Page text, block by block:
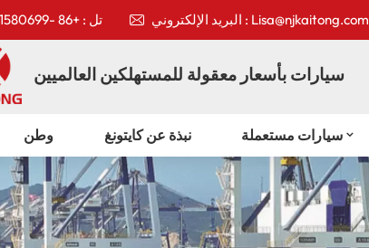
تل : +86 -13611580699 البريد الإلكتروني : Lisa@njkaitong.com
سيارات بأسعار معقولة للمستهلكين العالميين
وطن نبذة عن كايتونغ سيارات مستعملة